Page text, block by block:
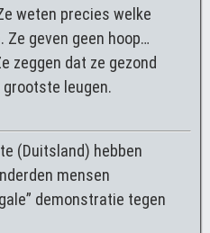
weten precies welke
Ze geven geen hoop…
zeggen dat ze gezond
leugen.
(Duitsland) hebben
mensen
demonstratie tegen